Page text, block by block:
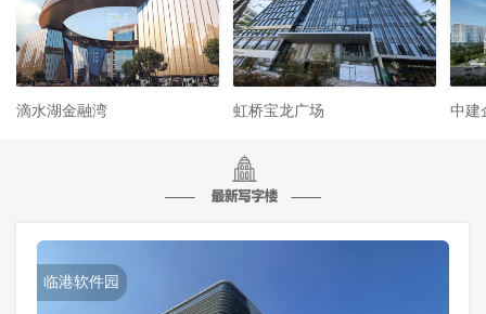
滴水湖金融湾 虹桥宝龙广场 中建
临港软件园